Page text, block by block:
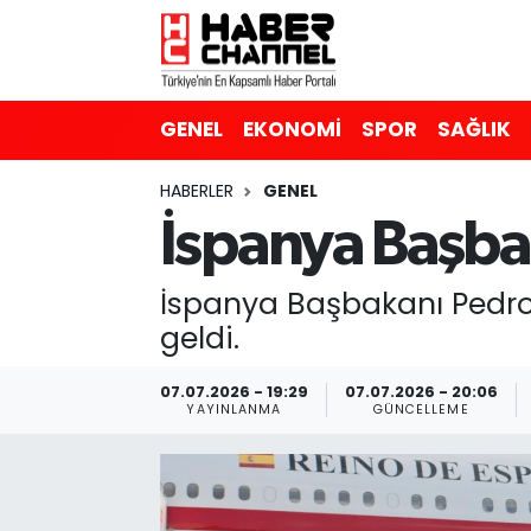
GENEL EKONOMİ SPOR SAĞLIK
HABERLER GENEL
İspanya
İspanya Başbakanı
geldi.
07.07.2026 - 19:29
YAYINLANMA
07.07.2026 - 20:06
GÜNCELLEME
MAGAZİN
Nöbetçi Eczaneler
Trafik Durumu
Süper Lig Puan Durumu ve Fikstür
Tüm Manşetler
Son Dakika Haberleri
Haber Arşivi